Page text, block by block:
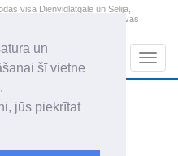
un
šī vietne
jūs piekrītat
visā Dienvidlatgalē un Sēlijā,
valstspilsētu, Augšdaugavas
+21.9